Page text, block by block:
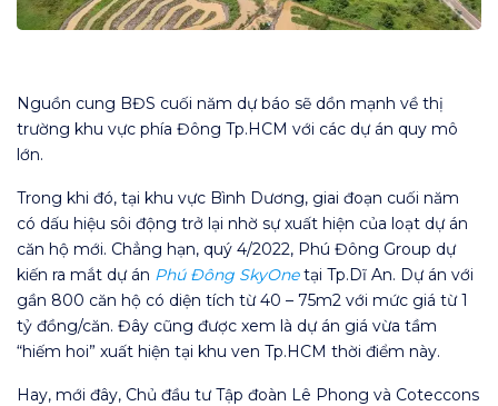
Nguồn cung BĐS cuối năm dự báo sẽ dồn mạnh về thị
trường khu vực phía Đông Tp.HCM với các dự án quy mô
lớn.
Trong khi đó, tại khu vực Bình Dương, giai đoạn cuối năm
có dấu hiệu sôi động trở lại nhờ sự xuất hiện của loạt dự án
căn hộ mới. Chẳng hạn, quý 4/2022, Phú Đông Group dự
kiến ra mắt dự án Phú Đông SkyOnetại Tp.Dĩ An. Dự án với
gần 800 căn hộ có diện tích từ 40 – 75m2 với mức giá từ 1
tỷ đồng/căn. Đây cũng được xem là dự án giá vừa tầm
“hiếm hoi” xuất hiện tại khu ven Tp.HCM thời điểm này.
Hay, mới đây, Chủ đầu tư Tập đoàn Lê Phong và Coteccons